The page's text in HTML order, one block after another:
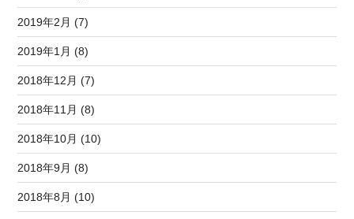
2019年2月 (7)
2019年1月 (8)
2018年12月 (7)
2018年11月 (8)
2018年10月 (10)
2018年9月 (8)
2018年8月 (10)